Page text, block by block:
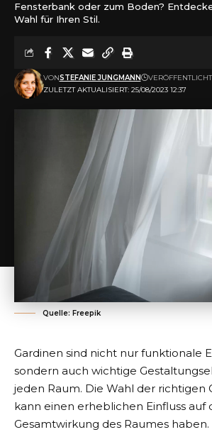
Fensterbank oder zum Boden?
Wahl für Ihren Stil.
ZULETZT AKTUALISIERT: 25/08/2023 12:37
VONSTEFANIE JUNGMANN
Quelle: Freepik
Gardinen sind nicht nur funktionale
sondern auch wichtige
jeden Raum. Die Wahl der richtigen
kann einen erheblichen Einfluss auf
Gesamtwirkung des Raumes